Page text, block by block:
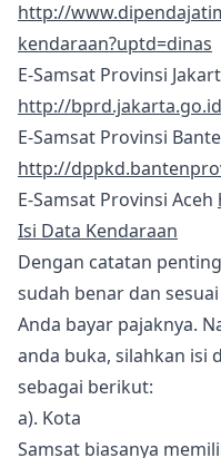
http://
kendaraan?uptd=dinas
E-Samsat Provinsi
http://
E-Samsat Provinsi
http://
E-Samsat Provinsi Aceh
Isi Data Kendaraan
Dengan catatan
sudah benar dan
Anda bayar pajaknya.
anda buka, silahkan isi
sebagai berikut:
a). Kota
Samsat biasanya